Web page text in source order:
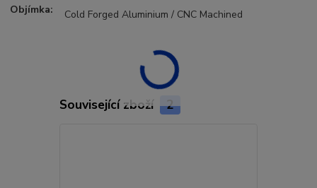
Objímka:
Cold Forged Aluminium / CNC Machined
Související zboží 2